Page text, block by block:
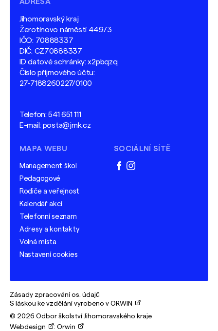
Jihomoravský kraj
Žerotínovo náměstí 449/3
IČO: 70888337
DIČ: CZ70888337
ID datové schránky: x2pbqzq
Číslo příjmového účtu:
27-7188260227/0100
Telefon:541 651 111
E-mail: posta@jmk.cz
MAPA WEBU
Management škol
Pedagogové
Rodiče a veřejnost
Kalendář akcí
Telefonní seznam
Adresy a kontakty
Volná místa
Nastavení cookies
SOCIÁLNÍ SÍTĚ
facebook
instagram
Zásady zpracování os. údajů
S láskou ke vzdělání vyrobeno v ORWIN
© 2026 Odbor školství Jihomoravského kraje
Webdesign
: Orwin